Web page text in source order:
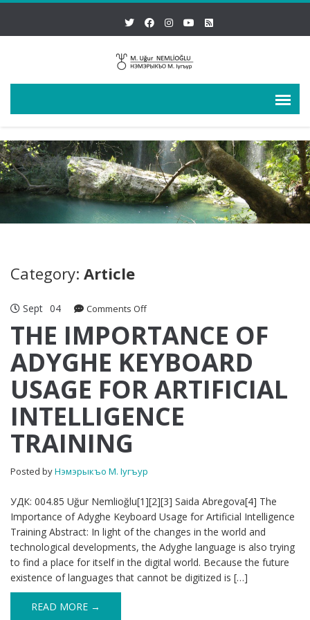
Category: Article
Sept 04 Comments Offon
IMPORTANCE
OF
ADYGHE
KEYBOARD
USAGE
FOR
ARTIFICIAL
THE IMPORTANCE OF
ADYGHE KEYBOARD
USAGE FOR ARTIFICIAL
INTELLIGENCE
TRAINING
Posted byНэмэрыкъо М. Iугъур
УДК: 004.85 Uğur Nemlioğlu[1][2][3] Saida Abregova[4] The
Importance of Adyghe Keyboard Usage for Artificial Intelligence
Training Abstract: In light of the changes in the world and
technological developments, the Adyghe language is also trying
to find a place for itself in the digital world. Because the future
existence of languages that cannot be digitized is […]
READ MORE →